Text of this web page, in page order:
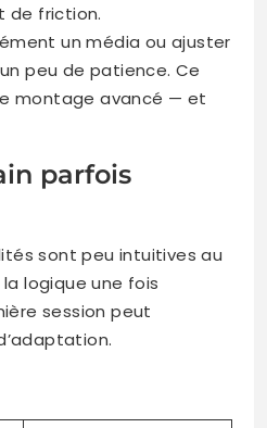
de friction.
un média ou ajuster
peu de patience. Ce
montage avancé — et
parfois
sont peu intuitives au
logique une fois
session peut